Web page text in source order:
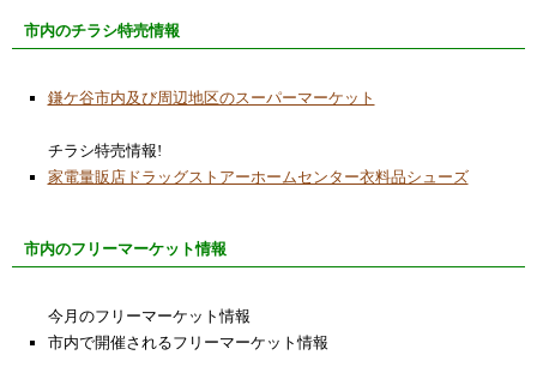
市内のチラシ特売情報
鎌ケ谷市内及び周辺地区のスーパーマーケット
チラシ特売情報!
家電量販店ドラッグストアーホームセンター衣料品シューズ
市内のフリーマーケット情報
今月のフリーマーケット情報
市内で開催されるフリーマーケット情報